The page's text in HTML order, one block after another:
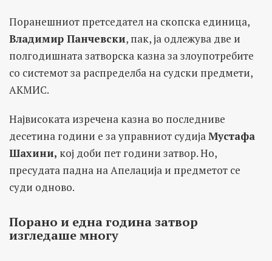
Поранешниот претседател на скопска единица,
Владимир Панчевски, пак, ја одлежува две и
полгодишната затворска казна за злоупотребите
со системот за распределба на судски предмети,
АКМИС.
Највисоката изречена казна во последниве
десетина години е за управниот судијаМустафа
Шахини, кој доби пет години затвор. Но,
пресудата падна на Апелација и предметот се
суди одново.
Порано и една година затвор
изгледаше многу